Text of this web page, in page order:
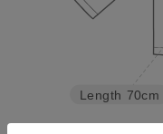
Length 70cm